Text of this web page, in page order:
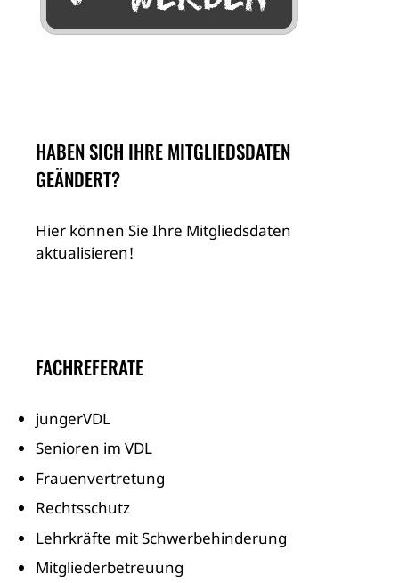
HABEN SICH IHRE MITGLIEDSDATEN
GEÄNDERT?
Hier können Sie Ihre Mitgliedsdaten
aktualisieren!
FACHREFERATE
jungerVDL
Senioren im VDL
Frauenvertretung
Rechtsschutz
Lehrkräfte mit Schwerbehinderung
Mitgliederbetreuung